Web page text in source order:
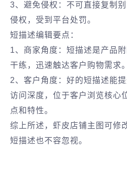
3、避免侵权‌：不可直接复制
侵权，受到平台处罚。
‌短描述编辑要点‌：
1、商家角度‌：短描述是产品
干练，迅速触达客户购物需求。
2、客户角度‌：好的短描述能
访问深度，位于客户浏览核心
点和特性。
综上所述，虾皮店铺主图可修
短描述也不容忽视。